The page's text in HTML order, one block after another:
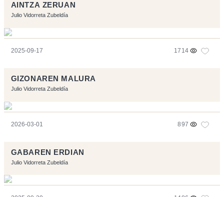
AINTZA ZERUAN
Julio Vidorreta Zubeldía
2025-09-17 1714
GIZONAREN MALURA
Julio Vidorreta Zubeldía
2026-03-01 897
GABAREN ERDIAN
Julio Vidorreta Zubeldía